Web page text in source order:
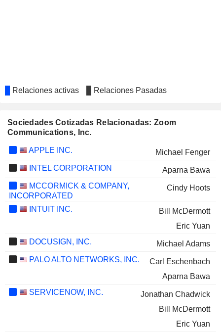
Relaciones activas Relaciones Pasadas
Sociedades Cotizadas Relacionadas: Zoom
Communications, Inc.
APPLE INC.
Michael Fenger
INTEL CORPORATION
Aparna Bawa
MCCORMICK & COMPANY,
INCORPORATED
Cindy Hoots
INTUIT INC.
Bill McDermott
Eric Yuan
DOCUSIGN, INC.
Michael Adams
PALO ALTO NETWORKS, INC.
Carl Eschenbach
Aparna Bawa
SERVICENOW, INC.
Jonathan Chadwick
Bill McDermott
Eric Yuan